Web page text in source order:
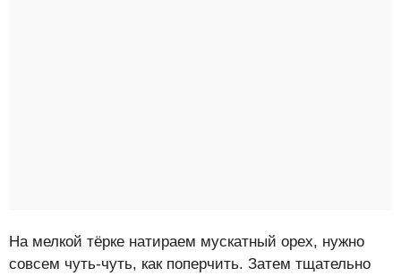
На мелкой тёрке натираем мускатный орех, нужно
совсем чуть-чуть, как поперчить. Затем тщательно